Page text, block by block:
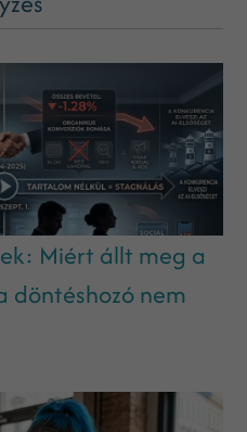
Miért állt meg a
döntéshozó nem